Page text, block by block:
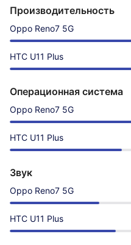
Производительность
Oppo Reno7 5G
HTC U11 Plus
Операционная система
Oppo Reno7 5G
HTC U11 Plus
Звук
Oppo Reno7 5G
HTC U11 Plus